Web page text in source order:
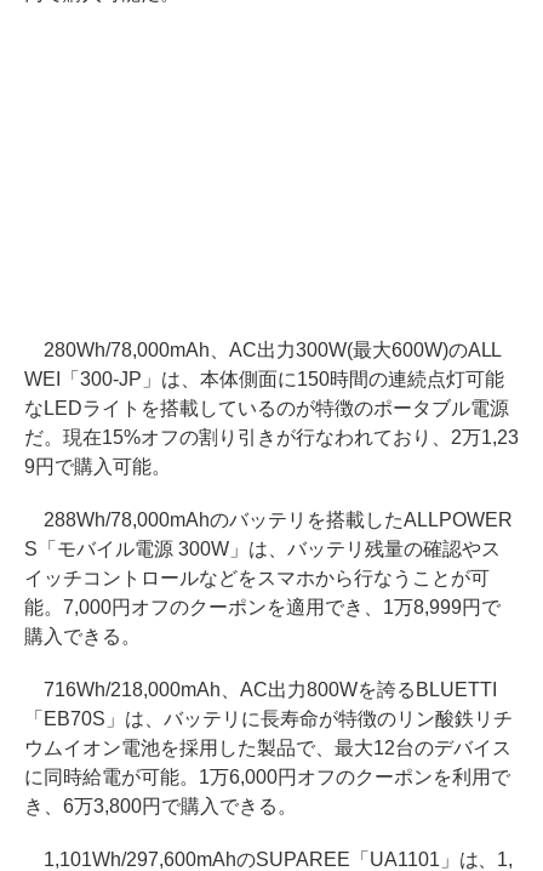
280Wh/78,000mAh、AC出力300W(最大600W)のALL
WEI「300-JP」は、本体側面に150時間の連続点灯可能
なLEDライトを搭載しているのが特徴のポータブル電源
だ。現在15%オフの割り引きが行なわれており、2万1,23
9円で購入可能。
288Wh/78,000mAhのバッテリを搭載したALLPOWER
S「モバイル電源 300W」は、バッテリ残量の確認やス
イッチコントロールなどをスマホから行なうことが可
能。7,000円オフのクーポンを適用でき、1万8,999円で
購入できる。
716Wh/218,000mAh、AC出力800Wを誇るBLUETTI
「EB70S」は、バッテリに長寿命が特徴のリン酸鉄リチ
ウムイオン電池を採用した製品で、最大12台のデバイス
に同時給電が可能。1万6,000円オフのクーポンを利用で
き、6万3,800円で購入できる。
1,101Wh/297,600mAhのSUPAREE「UA1101」は、1,